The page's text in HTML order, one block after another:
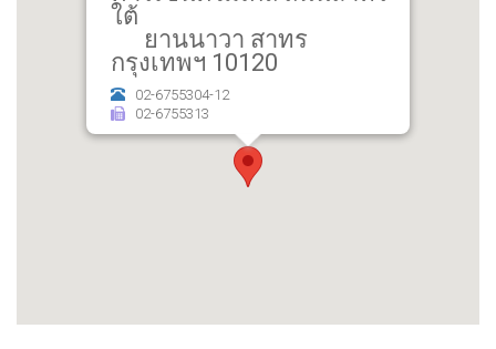
ใต้
ยานนาวา สาทร
กรุงเทพฯ 10120
02-6755304-12
02-6755313